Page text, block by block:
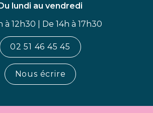
lundi au vendredi
à 12h30 | De 14h à 17h30
02 51 46 45 45
Nous écrire